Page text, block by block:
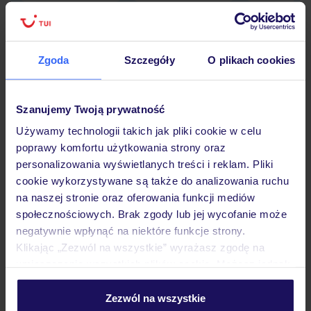
Zgoda Szczegóły O plikach cookies
Szanujemy Twoją prywatność
Używamy technologii takich jak pliki cookie w celu
poprawy komfortu użytkowania strony oraz
personalizowania wyświetlanych treści i reklam. Pliki
cookie wykorzystywane są także do analizowania ruchu
na naszej stronie oraz oferowania funkcji mediów
społecznościowych. Brak zgody lub jej wycofanie może
negatywnie wpłynąć na niektóre funkcje strony.
Klikając „Zezwól na wszystkie” wyrażasz zgodę na
personalizować swój wybór wchodząc w zakładkę
Zezwól na wszystkie
Hotel
Opinie
Pokoje
Wyżywienie
Atrakcje